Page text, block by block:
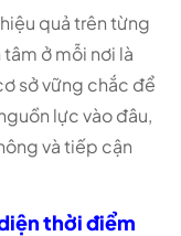
quả trên từng
ở mỗi nơi là
sở vững chắc để
lực vào đâu,
và tiếp cận
thời điểm